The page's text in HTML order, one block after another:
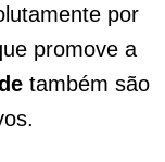
por
promove a
também são